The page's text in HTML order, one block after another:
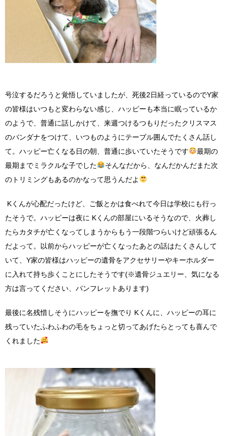
号泣するだろうと覚悟していましたが、死後2日経っているのでY家
の皆様はいつもと変わらない感じ、ハッピーも本当に眠っているか
のようで、普通に話しかけて、来週つけるつもりだったクリスマス
のバンダナをつけて、いつものようにテーブル囲んでたくさん話し
て。ハッピー亡くなる日の朝、普通に歩いていたそうです
最期の
最期までミラクルな子でした
そんなだから、なんだかんだまた次
のトリミングもあるのかなって思うんだよ
Kくんが心配だったけど、ご飯とかは食べれて今日は学校にも行っ
たそうで。ハッピーは夜に Kくんの部屋にいるそうなので、火葬し
たらカタチが亡くなってしまうからもう一段階つらいけど頑張るん
だよって。以前からハッピーが亡くなったあとの話はたくさんして
いて、Y家の皆様はハッピーの遺骨をアクセサリーやキーホルダー
に入れて持ち歩くことにしたそうです(※遺骨ジュエリー、気になる
方は言ってください、パンフレットあります)
最後に名残惜しそうにハッピーを撫でり Kくんに、ハッピーの耳に
残っていたふわふわの毛をちょっと切ってあげたらとっても喜んで
くれました